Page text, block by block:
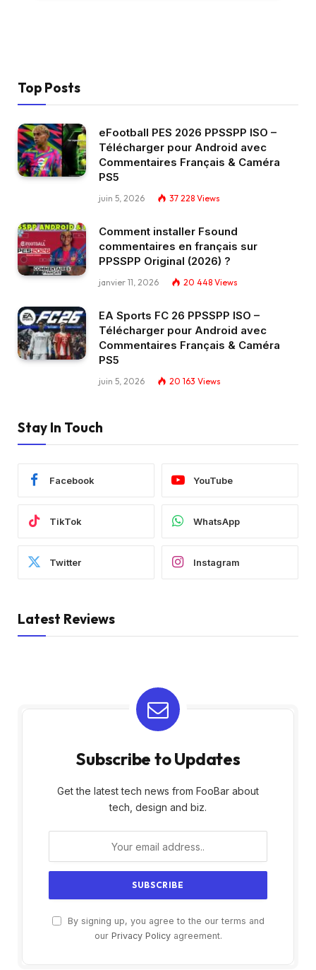
Top Posts
eFootball PES 2026 PPSSPP ISO –
Télécharger pour Android avec
Commentaires Français & Caméra
PS5
juin 5, 2026 37 228 Views
Comment installer Fsound
commentaires en français sur
PPSSPP Original (2026) ?
janvier 11, 2026 20 448 Views
EA Sports FC 26 PPSSPP ISO –
Télécharger pour Android avec
Commentaires Français & Caméra
PS5
juin 5, 2026 20 163 Views
Stay In Touch
Facebook YouTube
TikTok WhatsApp
Twitter Instagram
Latest Reviews
Subscribe to Updates
Get the latest tech news from FooBar about
tech, design and biz.
By signing up, you agree to the our terms and
our Privacy Policyagreement.